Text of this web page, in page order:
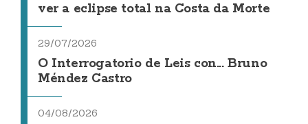
ver a eclipse total na Costa da Morte
29/07/2026
O Interrogatorio de Leis con... Bruno
Méndez Castro
04/08/2026